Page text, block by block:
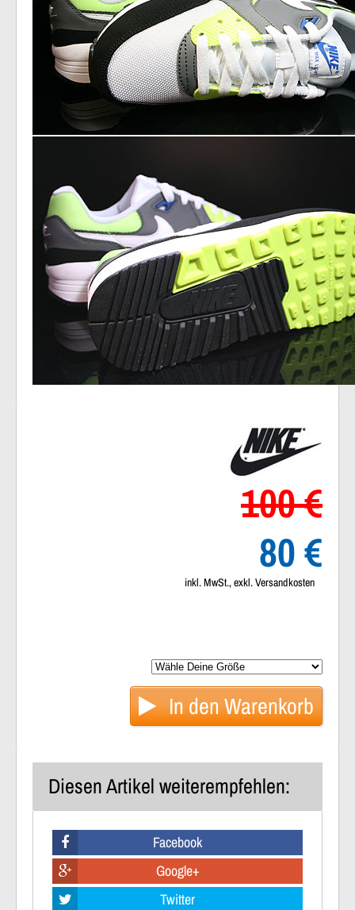
In denWarenkorb
100 €
80 €
inkl. MwSt., exkl. Versandkosten
Diesen Artikel weiterempfehlen:
Facebook
Google+
Twitter